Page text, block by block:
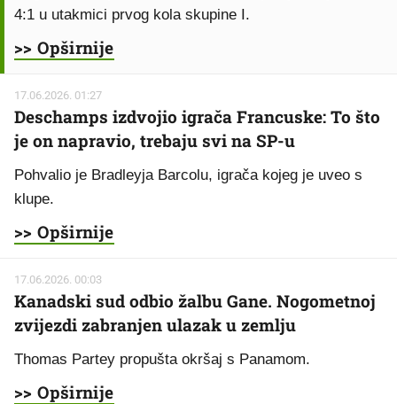
4:1 u utakmici prvog kola skupine I.
>> Opširnije
17.06.2026. 01:27
Deschamps izdvojio igrača Francuske: To što
je on napravio, trebaju svi na SP-u
Pohvalio je Bradleyja Barcolu, igrača kojeg je uveo s
klupe.
>> Opširnije
17.06.2026. 00:03
Kanadski sud odbio žalbu Gane. Nogometnoj
zvijezdi zabranjen ulazak u zemlju
Thomas Partey propušta okršaj s Panamom.
>> Opširnije